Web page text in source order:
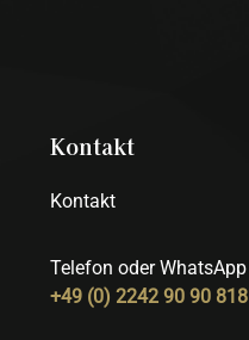
Kontakt
Kontakt
Telefon oder WhatsApp
+49 (0) 2242 90 90 818